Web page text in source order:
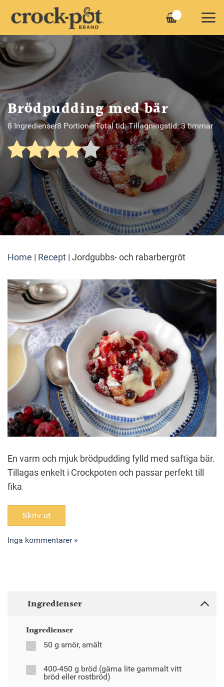
Brödpudding med bär
8 Ingredienser8 PortionerTotal tid: Tillagningstid: 3 timmar
Home Recept Jordgubbs- och rabarbergröt
En varm och mjuk brödpudding fylld med saftiga bär.
Tillagas enkelt i Crockpoten och passar perfekt till
fika
Skriv ut
Inga kommentarer »
Ingredienser
Ingredienser
50 g smör, smält
400-450 g bröd (gärna lite gammalt vitt
bröd eller rostbröd)